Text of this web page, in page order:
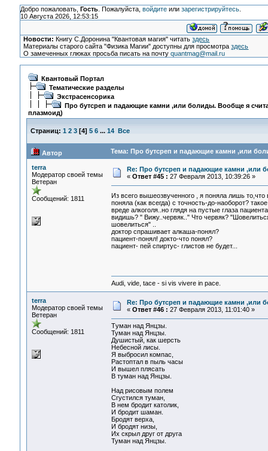
Добро пожаловать, Гость. Пожалуйста, войдитеили зарегистрируйтесь.
10 Августа 2026, 12:53:15
Новости: Книгу С.Доронина "Квантовая магия" читатьздесь
Материалы старого сайта "Физика Магии" доступны для просмотраздесь
О замеченных глюках просьба писать на почтуquantmag@mail.ru
Квантовый Портал
Тематические разделы
Экстрасенсорика
Про бутсреп и падающие камни ,или болиды. Вообще я
плазмоид)
Страниц: 1 2 3[4] 5 6 ... 14 Все
Автор Тема: Про бутсреп и падающие камни ,или
terra
Модератор своей темы
Ветеран
Сообщений: 1811
Re: Про бутсреп и падающие камни ,или
« Ответ #45 : 27 Февраля 2013, 10:39:26 »
Из всего вышеозвученного , я поняла лишь
поняла (как всегда) с точность-до-наоборот?
вреде алкоголя..но глядя на пустые глаза
видишь? " Вижу..червяк.." Что червяк?
шовелиться" ..
доктор спрашивает алкаша-понял?
пациент-понял! докто-что понял?
пациент- пей спиртус- глистов не будет...
Audi, vide, tace - si vis vivere in pace.
terra
Модератор своей темы
Ветеран
Сообщений: 1811
Re: Про бутсреп и падающие камни ,или
« Ответ #46 : 27 Февраля 2013, 11:01:40 »
Tуман над Янцзы.
Туман над Янцзы.
Душистый, как шерсть
Небесной лисы.
Я выбросил компас,
Растоптал в пыль часы
И вышел плясать
В туман над Янцзы.
Над рисовым полем
Сгустился туман,
В нем бродит католик,
И бродит шаман.
Бродят верха,
И бродят низы,
Их скрыл друг от друга
Туман над Янцзы.